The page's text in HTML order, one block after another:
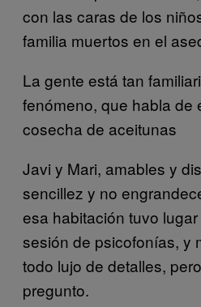
con las caras de los
familia muertos en el
La gente está tan
fenómeno, que habla de
cosecha de aceitunas
Javi y Mari, amables y
sencillez y no
esa habitación tuvo
sesión de psicofonías, y
todo lujo de detalles,
pregunto.